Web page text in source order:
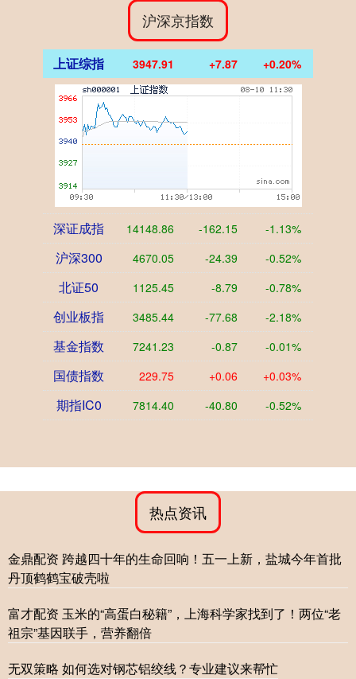
沪深京指数
上证综指 3947.91 +7.87 +0.20%
深证成指 14148.86 -162.15 -1.13%
沪深300 4670.05 -24.39 -0.52%
北证50 1125.45 -8.79 -0.78%
创业板指 3485.44 -77.68 -2.18%
基金指数 7241.23 -0.87 -0.01%
国债指数 229.75 +0.06 +0.03%
期指IC0 7814.40 -40.80 -0.52%
热点资讯
金鼎配资 跨越四十年的生命回响！五一上新，盐城今年首批
丹顶鹤鹤宝破壳啦
富才配资 玉米的“高蛋白秘籍”，上海科学家找到了！两位“老
祖宗”基因联手，营养翻倍
无双策略 如何选对钢芯铝绞线？专业建议来帮忙